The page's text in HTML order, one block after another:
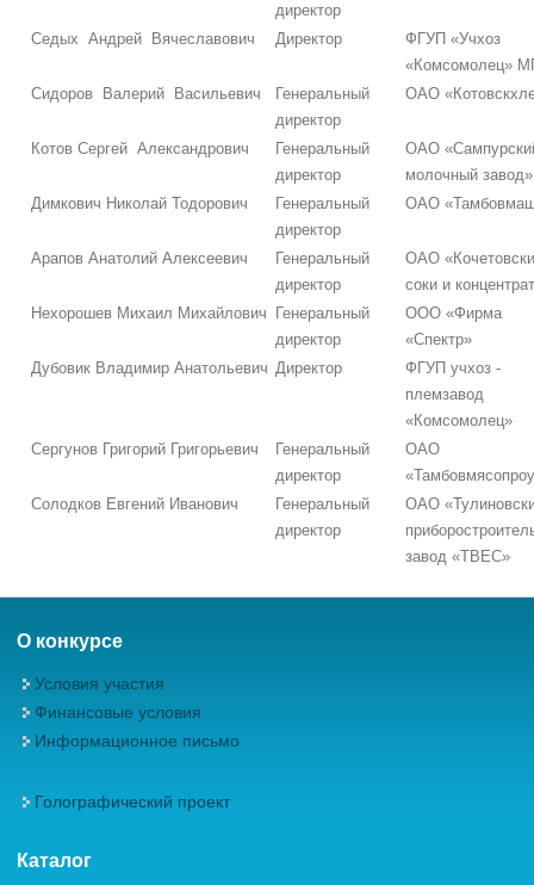
директор
Седых Андрей Вячеславович Директор
ФГУП «Учхоз
«Комсомолец»
Сидоров Валерий Васильевич
Генеральный
директор
ОАО
Котов Сергей Александрович
Генеральный
директор
ОАО
молочный завод»
Димкович Николай Тодорович
Генеральный
директор
ОАО
Арапов Анатолий Алексеевич
Генеральный
директор
ОАО
соки и
Нехорошев Михаил Михайлович
Генеральный
директор
ООО «Фирма
«Спектр»
Дубовик Владимир Анатольевич Директор
ФГУП учхоз -
племзавод
«Комсомолец»
Сергунов Григорий Григорьевич
Генеральный
директор
ОАО
Солодков Евгений Иванович
Генеральный
директор
ОАО
завод «ТВЕС»
О конкурсе
Условия участия
Финансовые условия
Информационное письмо
Голографический проект
Каталог